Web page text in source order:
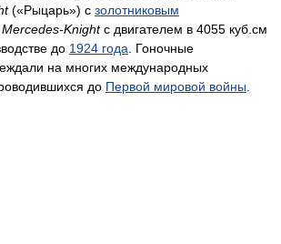
(«Рыцарь») с золотниковым
Mercedes-Knightс двигателем в 4055 куб.см
до 1924 года. Гоночные
на многих международных
до Первой мировой войны.